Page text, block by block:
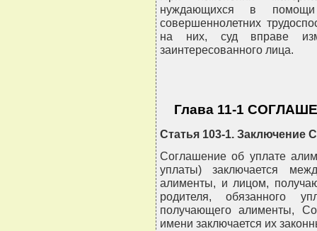
нуждающихся в помощи
совершеннолетних
на них, суд вправе
заинтересованного лица.
Глава 11-1
Статья 103-1. Заключение
Соглашение об уплате
уплаты) заключается
алименты, и лицом,
родителя, обязанного
получающего алименты,
имени заключается их